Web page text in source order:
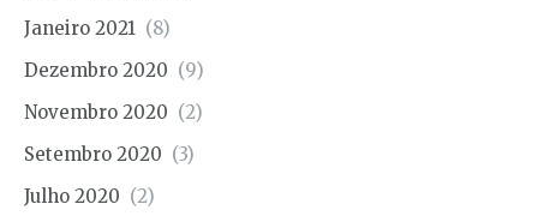
Janeiro 2021 (8)
Dezembro 2020 (9)
Novembro 2020 (2)
Setembro 2020 (3)
Julho 2020 (2)